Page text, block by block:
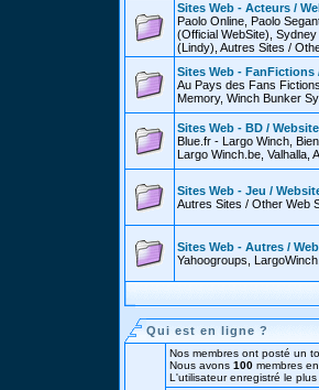
Sites Web - Acteurs /
Paolo Online, Paolo
(Official WebSite),
(Lindy), Autres Sites /
Sites Web -
Au Pays des Fans
Memory, Winch Bunker
Sites Web - BD /
Blue.fr - Largo Winch,
Largo Winch.be, Valhalla,
Sites Web - Jeu /
Autres Sites / Other Web
Sites Web - Autres /
Yahoogroups,
Qui est en ligne ?
Nos membres ont posté un
Nous avons 100 membres
L'utilisateur enregistré le